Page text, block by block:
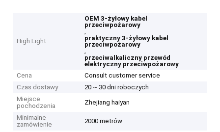
High Light
OEM 3-żyłowy kabel
przeciwpożarowy
,
praktyczny 3-żyłowy kabel
przeciwpożarowy
,
przeciwalkaliczny przewód
elektryczny przeciwpożarowy
Cena
Consult customer service
Czas dostawy
20 ~ 30 dni roboczych
Miejsce
pochodzenia
Zhejiang haiyan
Minimalne
zamówienie
2000 metrów